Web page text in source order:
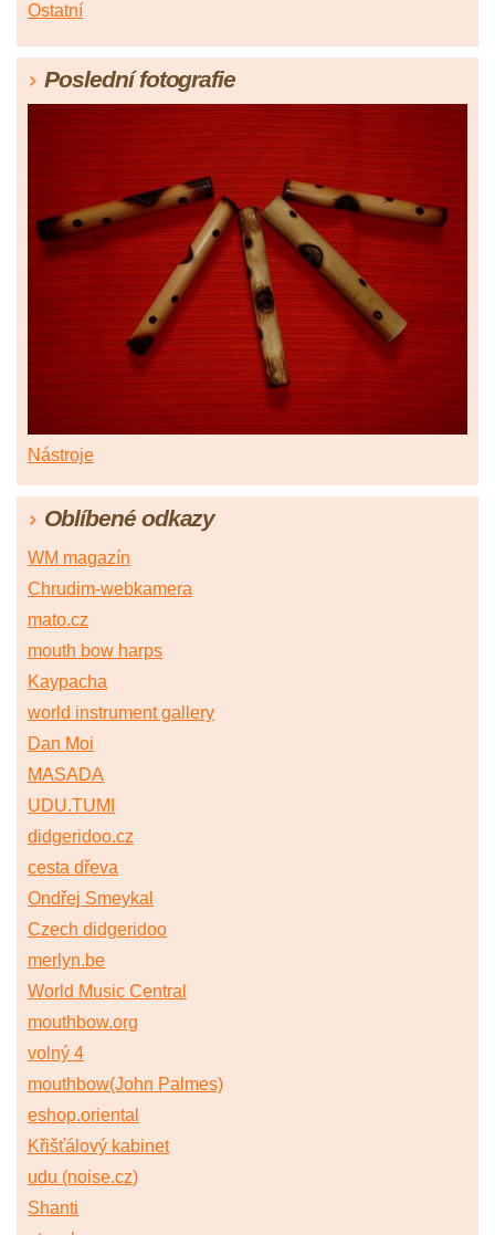
Ostatní
Poslední fotografie
Nástroje
Oblíbené odkazy
WM magazín
Chrudim-webkamera
mato.cz
mouth bow harps
Kaypacha
world instrument gallery
Dan Moi
MASADA
UDU.TUMI
didgeridoo.cz
cesta dřeva
Ondřej Smeykal
Czech didgeridoo
merlyn.be
World Music Central
mouthbow.org
volný 4
mouthbow(John Palmes)
eshop.oriental
Křišťálový kabinet
udu (noise.cz)
Shanti